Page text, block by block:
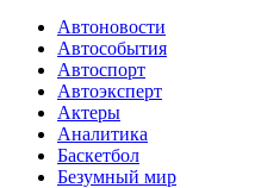
Автоновости
Автособытия
Автоспорт
Автоэксперт
Актеры
Аналитика
Баскетбол
Безумный мир